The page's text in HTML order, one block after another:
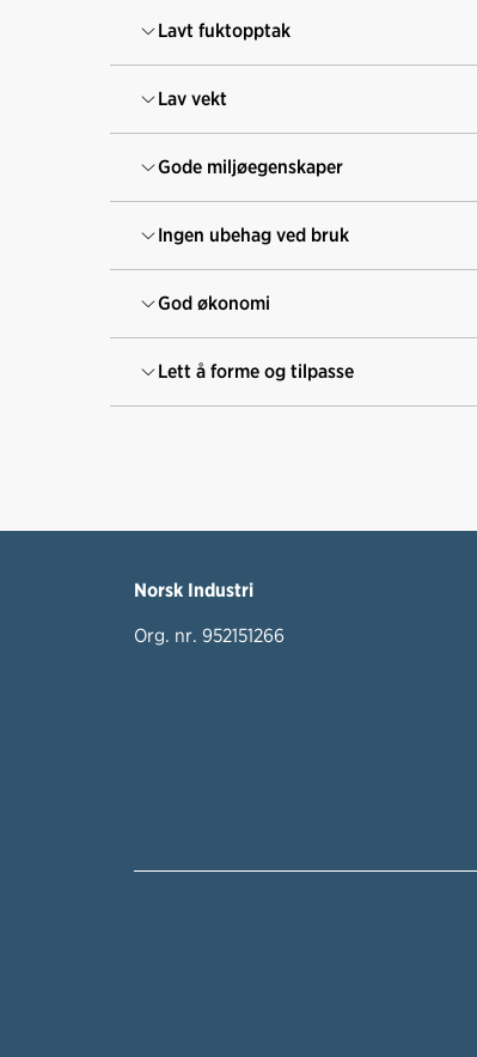
Lavt fuktopptak
Lav vekt
Gode miljøegenskaper
Ingen ubehag ved bruk
God økonomi
Lett å forme og tilpasse
Norsk Industri
Org. nr. 952151266